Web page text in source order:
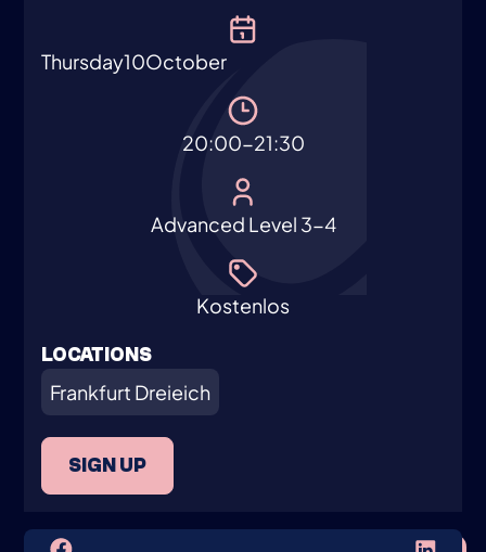
Thursday10October
20:00-21:30
Advanced Level 3-4
Kostenlos
LOCATIONS
Frankfurt Dreieich
SIGN UP